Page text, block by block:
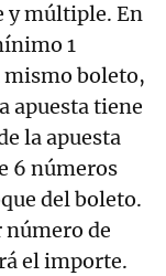
y múltiple. En
1
mismo boleto,
apuesta tiene
la apuesta
6 números
del boleto.
número de
el importe.